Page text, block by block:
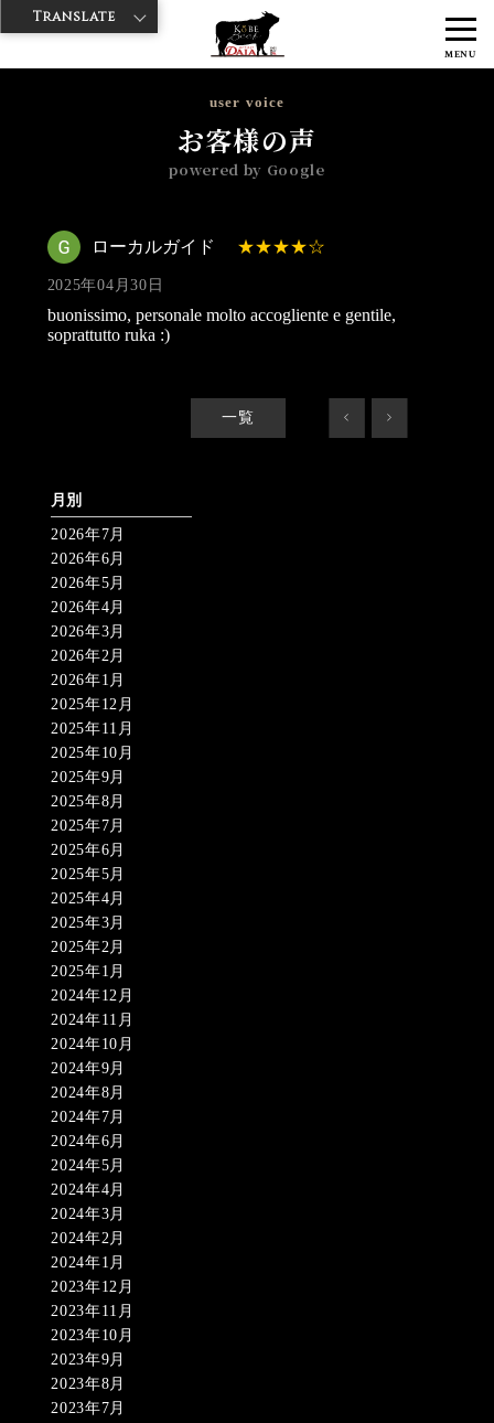
MENU
神戸牛ダイヤ > 神戸牛ダイア 浅草1号店
ローカ
user voice
お客様の声
powered by Google
ローカルガイド
2025年04月30日
buonissimo, personale molto accogliente e gentile,
soprattutto ruka :)
一覧 < >
月別
2026年7月
2026年6月
2026年5月
2026年4月
2026年3月
2026年2月
2026年1月
2025年12月
2025年11月
2025年10月
2025年9月
2025年8月
2025年7月
2025年6月
2025年5月
2025年4月
2025年3月
2025年2月
2025年1月
2024年12月
2024年11月
2024年10月
2024年9月
2024年8月
2024年7月
2024年6月
2024年5月
2024年4月
2024年3月
2024年2月
2024年1月
2023年12月
2023年11月
2023年10月
2023年9月
2023年8月
2023年7月
Translate